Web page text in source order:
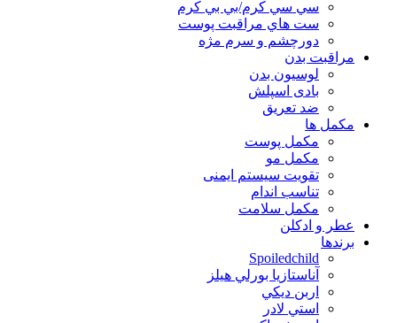
سي سي كرم/بي بي كرم
ست هاي مراقبت پوست
دورچشم و سرم مژه
مراقبت بدن
لوسیون بدن
بادی اسپلش
ضد تعریق
مكمل ها
مکمل پوست
مکمل مو
تقویت سیستم ایمنی
تناسب اندام
مکمل سلامت
عطر و ادکلن
برندها
Spoiledchild
آناستازيا بورلي هيلز
اربن ديكي
استي لادر